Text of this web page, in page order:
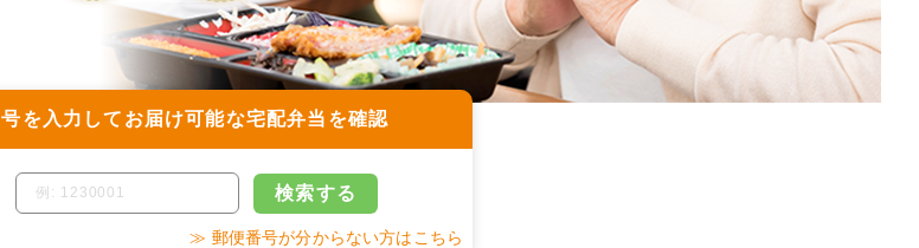
を入力して お届け可能な宅配弁当を確認
検索する
≫ 郵便番号が分からない方はこちら